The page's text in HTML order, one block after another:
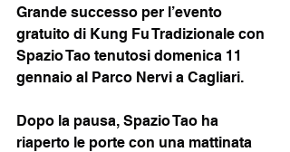
Grande successo per l’evento
gratuito di Kung Fu Tradizionale con
Spazio Tao tenutosi domenica 11
gennaio al Parco Nervi a Cagliari.
Dopo la pausa, Spazio Tao ha
riaperto le porte con una mattinata